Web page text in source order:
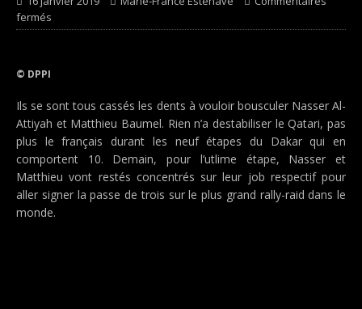
fermés
© DPPI
Ils se sont tous cassés les dents à vouloir bousculer Nasser Al-
Attiyah et Matthieu Baumel. Rien n’a destabiliser le Qatari, pas
plus le français durant les neuf étapes du Dakar qui en
comportent 10. Demain, pour l’utlime étape, Nasser et
Matthieu vont restés concentrés sur leur job respectif pour
aller signer la passe de trois sur le plus grand rally-raid dans le
monde.